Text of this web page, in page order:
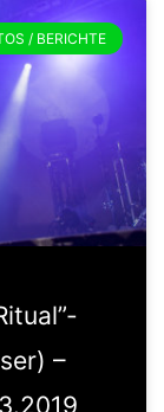
/ BERICHTE
–